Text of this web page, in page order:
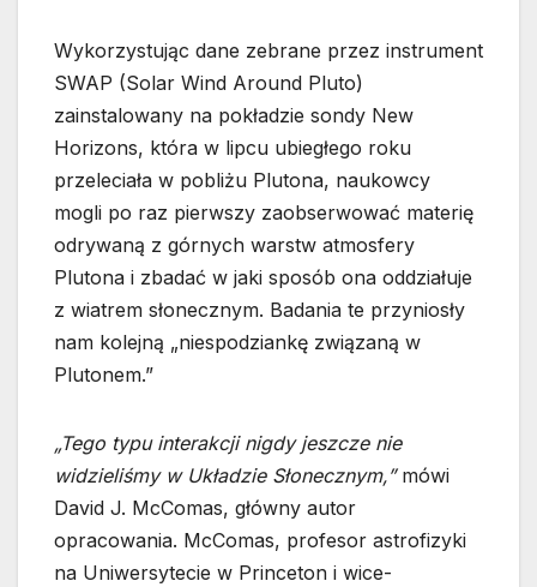
Wykorzystując dane zebrane przez instrument
SWAP (Solar Wind Around Pluto)
zainstalowany na pokładzie sondy New
Horizons, która w lipcu ubiegłego roku
przeleciała w pobliżu Plutona, naukowcy
mogli po raz pierwszy zaobserwować materię
odrywaną z górnych warstw atmosfery
Plutona i zbadać w jaki sposób ona oddziałuje
z wiatrem słonecznym. Badania te przyniosły
nam kolejną „niespodziankę związaną w
Plutonem.”
„Tego typu interakcji nigdy jeszcze nie
widzieliśmy w Układzie Słonecznym,”mówi
David J. McComas, główny autor
opracowania. McComas, profesor astrofizyki
na Uniwersytecie w Princeton i wice-